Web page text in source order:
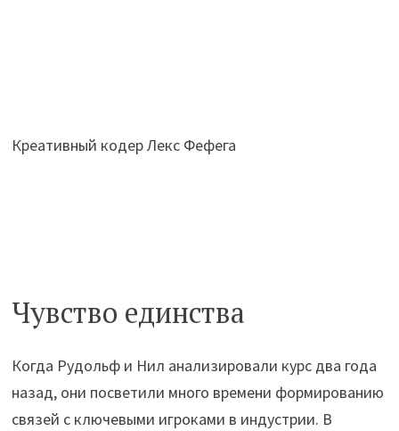
Креативный кодер Лекс Фефега
Чувство единства
Когда Рудольф и Нил анализировали курс два года
назад, они посветили много времени формированию
связей с ключевыми игроками в индустрии. В